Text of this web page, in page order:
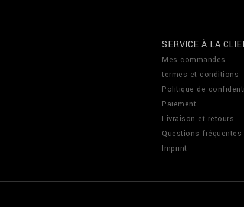
SERVICE À LA
Mes commandes
termes et conditions
Politique de
Paiement
Livraison et retours
Questions fréquentes
Imprint